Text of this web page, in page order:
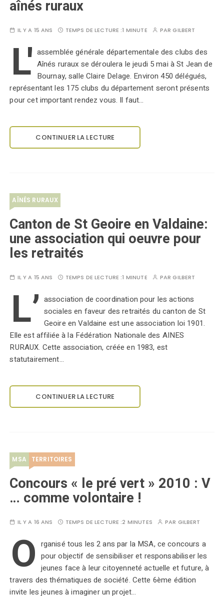
aînés ruraux
IL Y A 15 ANS TEMPS DE LECTURE :1 MINUTE PARGILBERT
L' assemblée générale départementale des clubs des
Aînés ruraux se déroulera le jeudi 5 mai à St Jean de
Bournay, salle Claire Delage. Environ 450 délégués,
représentant les 175 clubs du département seront présents
pour cet important rendez vous. Il faut…
CONTINUER LA LECTURE
AÎNÉS RURAUX
Canton de St Geoire en Valdaine:
une association qui oeuvre pour
les retraités
IL Y A 15 ANS TEMPS DE LECTURE :1 MINUTE PARGILBERT
L’ association de coordination pour les actions
sociales en faveur des retraités du canton de St
Geoire en Valdaine est une association loi 1901.
Elle est affiliée à la Fédération Nationale des AINES
RURAUX. Cette association, créée en 1983, est
statutairement…
CONTINUER LA LECTURE
MSA TERRITOIRES
Concours « le pré vert » 2010 : V
… comme volontaire !
IL Y A 16 ANS TEMPS DE LECTURE :2 MINUTES PAR GILBERT
O rganisé tous les 2 ans par la MSA, ce concours a
pour objectif de sensibiliser et responsabiliser les
jeunes face à leur citoyenneté actuelle et future, à
travers des thématiques de société. Cette 6ème édition
invite les jeunes à imaginer un projet…